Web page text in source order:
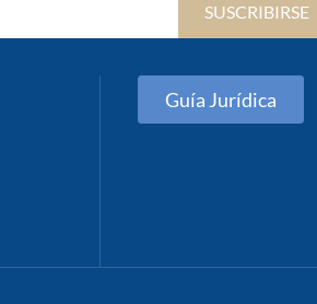
SUSCRIBIRSE
Guía Jurídica